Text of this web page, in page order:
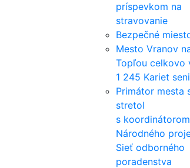
príspevkom na
stravovanie
Bezpečné
Mesto Vranov
Topľou celkovo
1 245 Kariet
Primátor mesta
stretol
s koordinátorom
Národného
Sieť odborného
poradenstva